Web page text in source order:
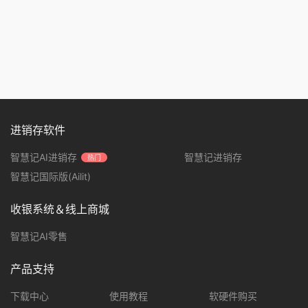
进销存软件
智慧记AI进销存 热门
智慧记进销存
智慧记国际版(Ailit)
收银系统＆线上商城
智慧记AI零售
产品支持
下载中心 使用教程 软硬件购买